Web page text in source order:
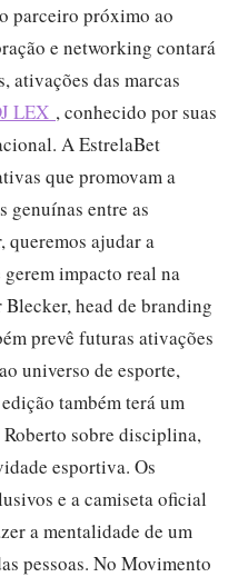
parceiro próximo ao
e networking contará
ativações das marcas
LEX , conhecido por suas
A EstrelaBet
que promovam a
genuínas entre as
queremos ajudar a
impacto real na
head de branding
prevê futuras ativações
universo de esporte,
também terá um
sobre disciplina,
esportiva. Os
e a camiseta oficial
a mentalidade de um
pessoas. No Movimento